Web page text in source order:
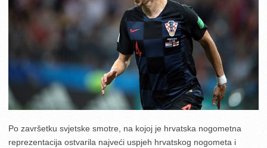
Po završetku svjetske smotre, na kojoj je hrvatska nogometna
reprezentacija ostvarila najveći uspjeh hrvatskog nogometa i